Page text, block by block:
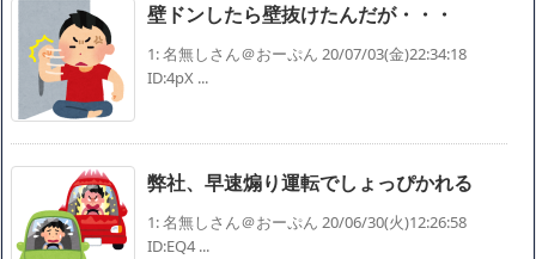
壁ドンしたら壁抜けたんだが・・・
1: 名無しさん＠おーぷん 20/07/03(金)22:34:18
ID:4pX ...
弊社、早速煽り運転でしょっぴかれる
1: 名無しさん＠おーぷん 20/06/30(火)12:26:58
ID:EQ4 ...